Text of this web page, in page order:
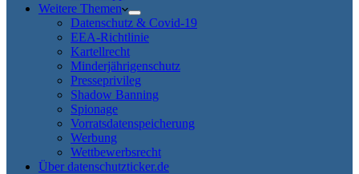
Weitere Themen
Datenschutz & Covid-19
EEA-Richtlinie
Kartellrecht
Minderjährigenschutz
Presseprivileg
Shadow Banning
Spionage
Vorratsdatenspeicherung
Werbung
Wettbewerbsrecht
Über datenschutzticker.de